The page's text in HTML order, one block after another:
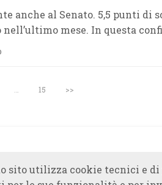
anche al Senato. 5,5 punti di
mese. In questa
15 >>
sito utilizza cookie tecnici e